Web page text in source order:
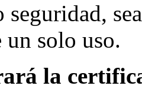
seguridad,
un solo uso.
la